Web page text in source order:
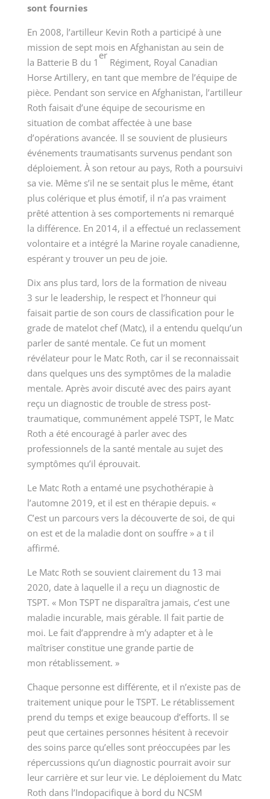
sont fournies
En 2008, l’artilleur Kevin Roth a participé à une
mission de sept mois en Afghanistan au sein de
la Batterie B du 1
er
Régiment, Royal Canadian
Horse Artillery, en tant que membre de l’équipe de
pièce. Pendant son service en Afghanistan, l’artilleur
Roth faisait d’une équipe de secourisme en
situation de combat affectée à une base
d’opérations avancée. Il se souvient de plusieurs
événements traumatisants survenus pendant son
déploiement. À son retour au pays, Roth a poursuivi
sa vie. Même s’il ne se sentait plus le même, étant
plus colérique et plus émotif, il n’a pas vraiment
prêté attention à ses comportements ni remarqué
la différence. En 2014, il a effectué un reclassement
volontaire et a intégré la Marine royale canadienne,
espérant y trouver un peu de joie.
Dix ans plus tard, lors de la formation de niveau
3 sur le leadership, le respect et l’honneur qui
faisait partie de son cours de classification pour le
grade de matelot chef (Matc), il a entendu quelqu’un
parler de santé mentale. Ce fut un moment
révélateur pour le Matc Roth, car il se reconnaissait
dans quelques uns des symptômes de la maladie
mentale. Après avoir discuté avec des pairs ayant
reçu un diagnostic de trouble de stress post-
traumatique, communément appelé TSPT, le Matc
Roth a été encouragé à parler avec des
professionnels de la santé mentale au sujet des
symptômes qu’il éprouvait.
Le Matc Roth a entamé une psychothérapie à
l’automne 2019, et il est en thérapie depuis. «
C’estun parcours vers la découverte de soi, de qui
on est et de la maladie dont on souffre »a t il
affirmé.
Le Matc Roth se souvient clairement du 13 mai
2020, date à laquelle il a reçu un diagnostic de
TSPT. « Mon TSPT ne disparaîtra jamais, c’est une
maladie incurable, mais gérable. Il fait partie de
moi. Le fait d’apprendre à m’y adapter et à le
maîtriser constitue une grande partie de
mon rétablissement. »
Chaque personne est différente, et il n’existe pas de
traitement unique pour le TSPT. Le rétablissement
prend du temps et exige beaucoup d’efforts. Il se
peut que certaines personnes hésitent à recevoir
des soins parce qu’elles sont préoccupées par les
répercussions qu’un diagnostic pourrait avoir sur
leur carrière et sur leur vie. Le déploiement du Matc
Roth dans l’Indopacifique à bord du NCSM